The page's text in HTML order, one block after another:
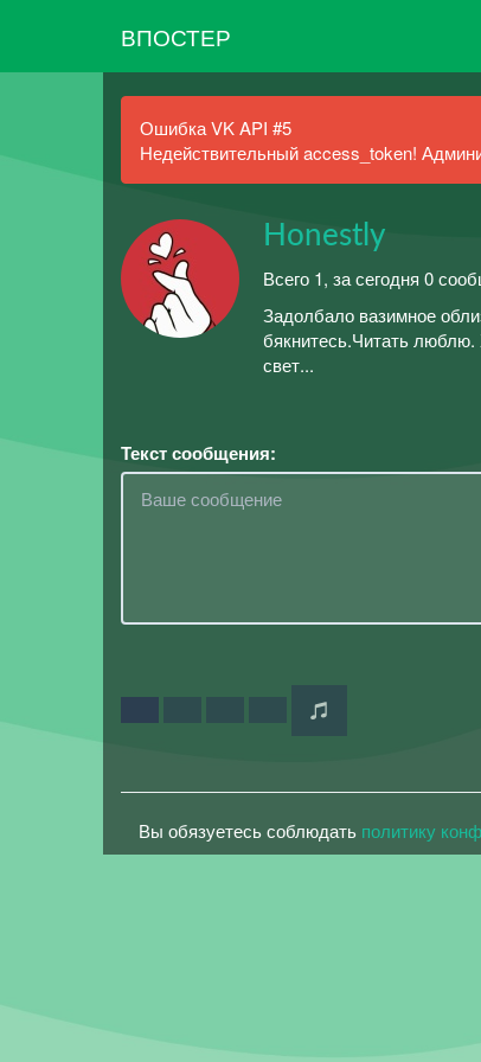
ВПОСТЕР
Ошибка VK API #5
Недействительный access_token!
Honestly
Всего 1, за сегодня 0
Задолбало вазимное
бякнитесь.Читать
свет...
Текст сообщения:
Вы обязуетесь соблюдать политику